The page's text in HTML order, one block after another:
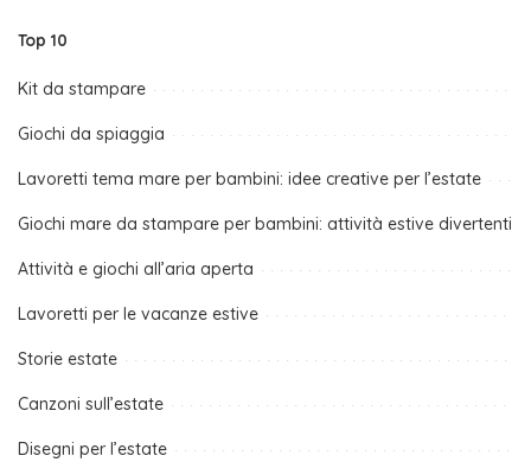
Top 10
Kit da stampare
Giochi da spiaggia
Lavoretti tema mare per bambini: idee creative per l’estate
Giochi mare da stampare per bambini: attività estive divertenti
Attività e giochi all’aria aperta
Lavoretti per le vacanze estive
Storie estate
Canzoni sull’estate
Disegni per l’estate